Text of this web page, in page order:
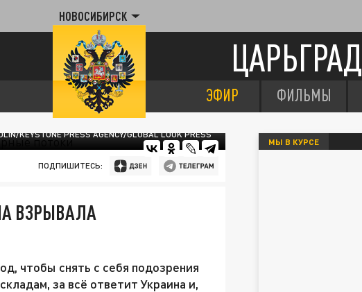
НОВОСИБИРСК
ЦАРЬГРАД
ЭФИР ФИЛЬМЫ
KEYSTONE PRESS AGENCY/GLOBAL LOOK PRESS
ПОДПИШИТЕСЬ:
ВЗРЫВАЛА
чтобы снять с себя подозрения
за всё ответит Украина и,
МЫ В КУРСЕ